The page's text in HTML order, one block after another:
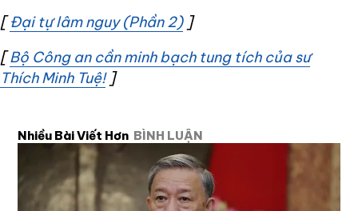
[Đại tự lâm nguy (Phần 2)Opens in new window
]
[Bộ Công an cần minh bạch tung tích của sư
Thích Minh Tuệ!Opens in new window
]
Nhiều Bài Viết Hơn BÌNH LUẬN